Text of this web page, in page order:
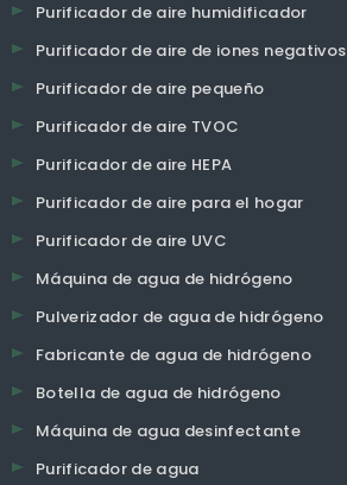
Purificador de aire humidificador
Purificador de aire de iones negativos
Purificador de aire pequeño
Purificador de aire TVOC
Purificador de aire HEPA
Purificador de aire para el hogar
Purificador de aire UVC
Máquina de agua de hidrógeno
Pulverizador de agua de hidrógeno
Fabricante de agua de hidrógeno
Botella de agua de hidrógeno
Máquina de agua desinfectante
Purificador de agua